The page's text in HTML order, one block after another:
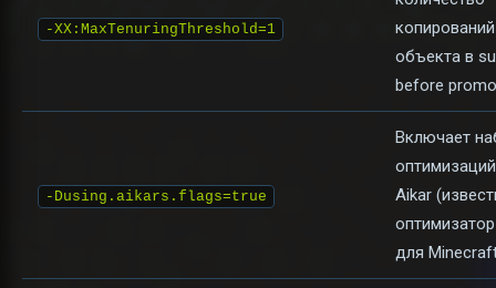
-XX:MaxTenuringThreshold=1
копирований
объекта в
before
-Dusing.aikars.flags=true
Включает
Aikar
для